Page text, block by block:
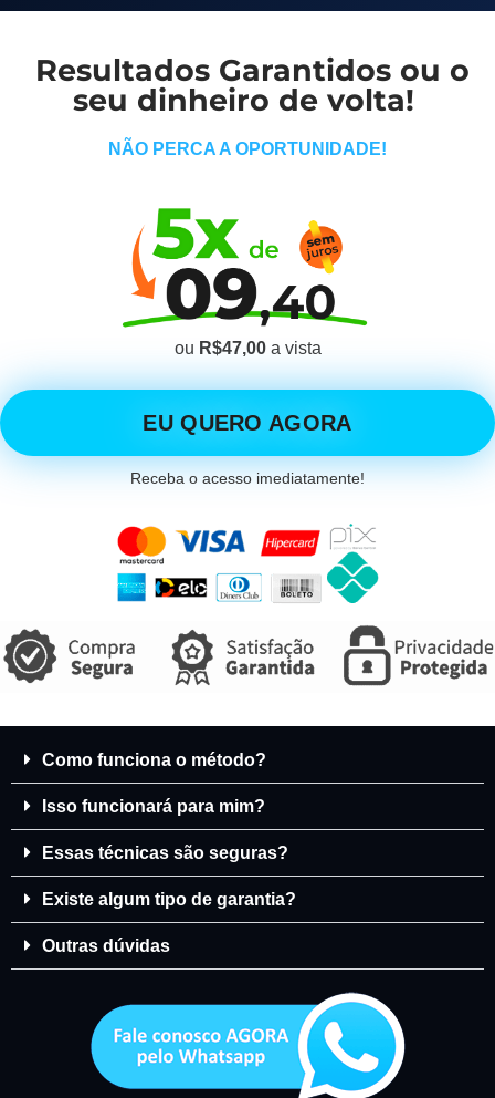
Resultados Garantidos ou o
seu dinheiro de volta!
NÃO PERCA A OPORTUNIDADE!
ou R$47,00a vista
EU QUERO AGORA
Receba o acesso imediatamente!
Como funciona o método?
Isso funcionará para mim?
Essas técnicas são seguras?
Existe algum tipo de garantia?
Outras dúvidas